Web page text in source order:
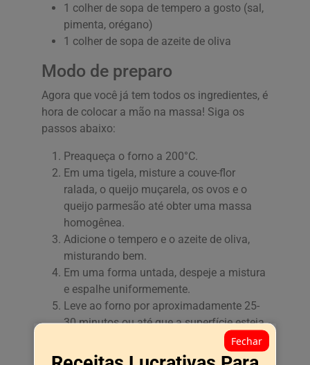
1 colher de sopa de tempero a gosto (sal,
pimenta, orégano)
1 colher de sopa de azeite de oliva
Modo de preparo
Agora que você já tem todos os ingredientes, é
hora de colocar a mão na massa! Siga os
passos abaixo:
Preaqueça o forno a 200°C.
Em uma tigela, misture a couve-flor
ralada, o queijo muçarela, os ovos e o
queijo parmesão até obter uma massa
homogênea.
Adicione o tempero e o azeite de oliva,
misturando bem.
Em uma forma untada, despeje a mistura
e espalhe uniformemente.
Leve ao forno por aproximadamente 25-
30 minutos ou até que a superfície esteja
Fechar